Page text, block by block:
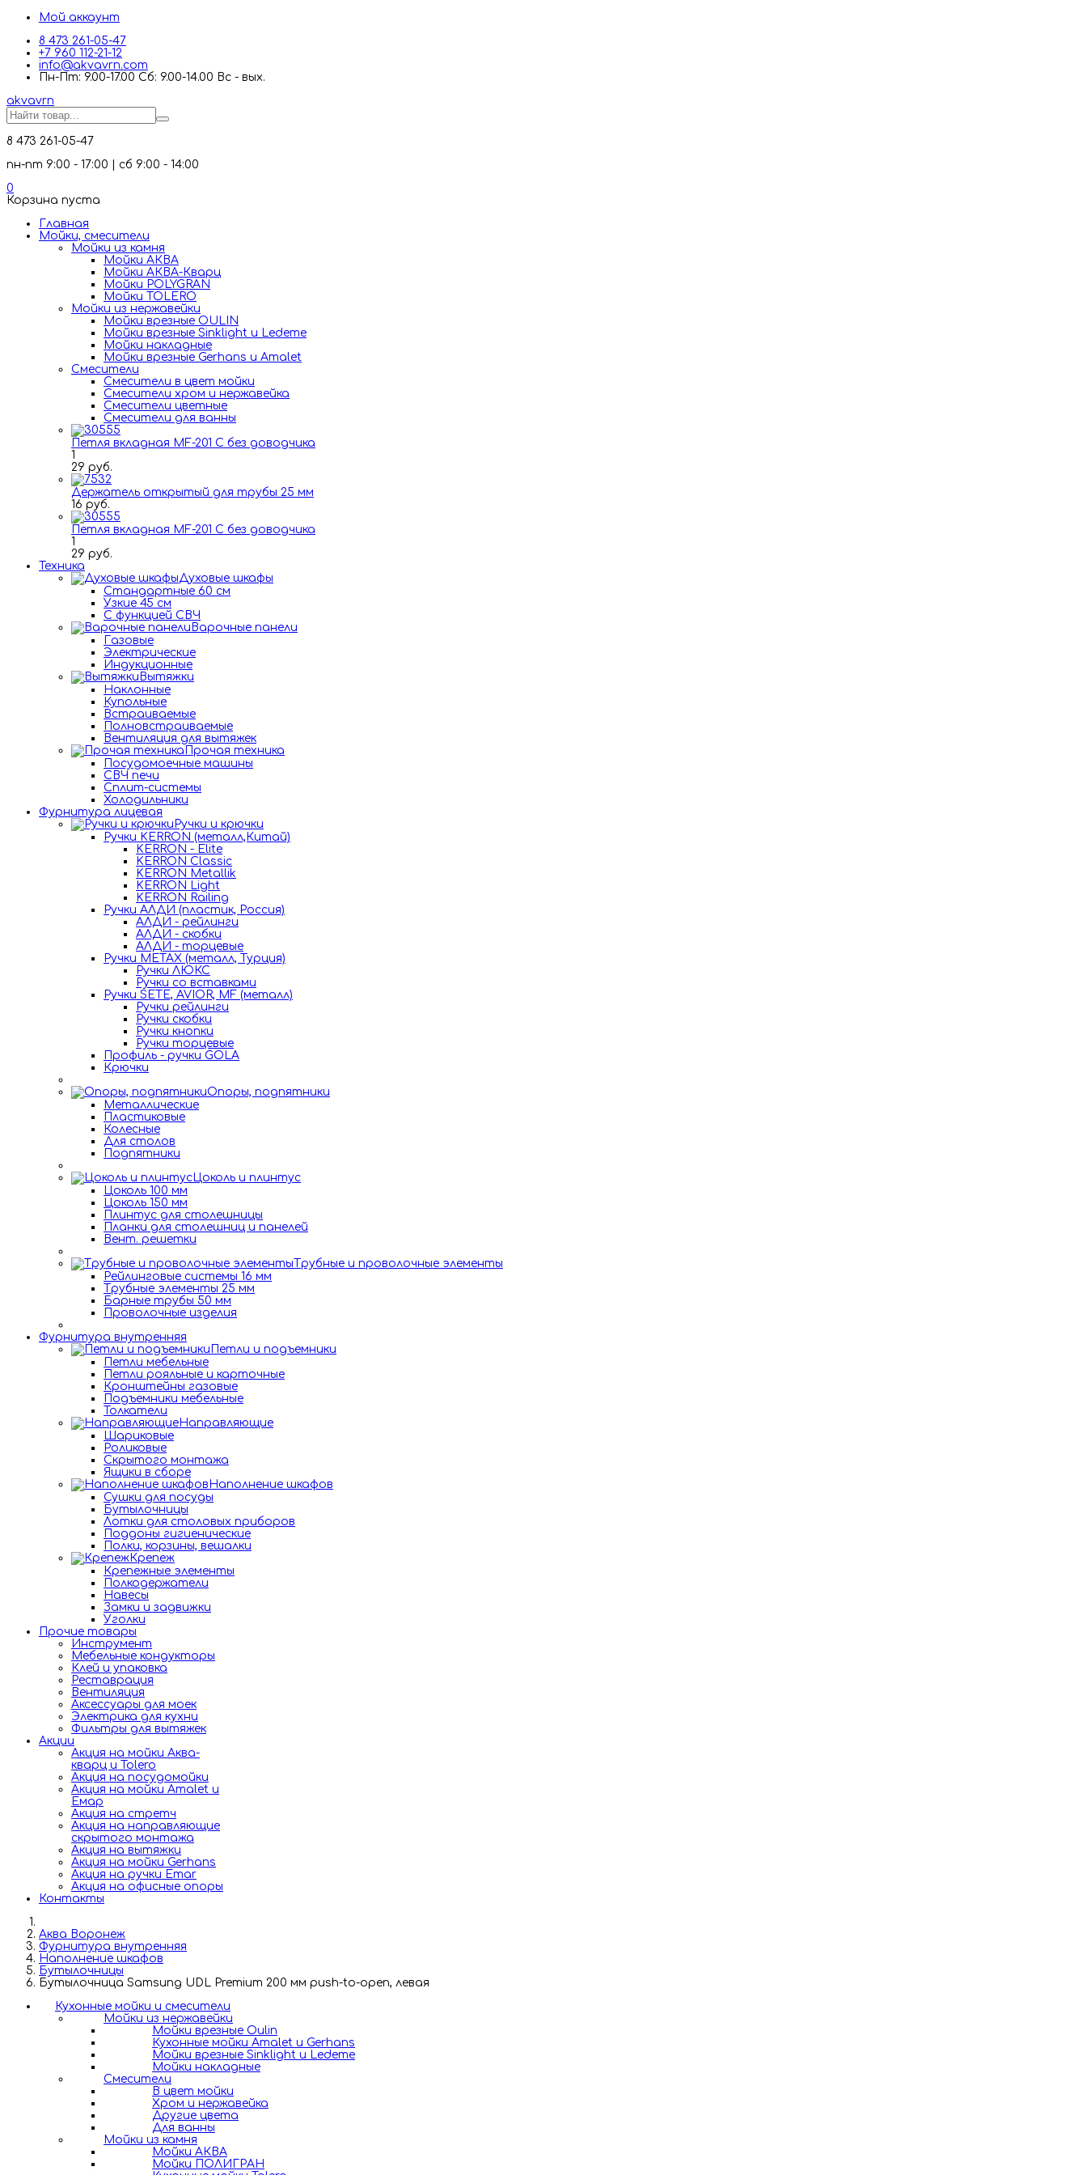
Мой аккаунт
8 473 261-05-47
+7 960 112-21-12
info@akvavrn.com
Пн-Пт: 9.00-17.00 Сб: 9.00-14.00 Вс - вых.
akvavrn
8 473 261-05-47
пн-пт 9:00 - 17:00 | сб 9:00 - 14:00
0
Корзина пуста
Главная
Мойки, смесители
Mойки из камня
Мойки АКВА
Мойки АКВА-Кварц
Мойки POLYGRAN
Мойки TOLERO
Мойки из нержавейки
Мойки врезные OULIN
Мойки врезные Sinklight и Ledeme
Мойки накладные
Мойки врезные Gerhans и Amalet
Смесители
Смесители в цвет мойки
Смесители хром и нержавейка
Смесители цветные
Смесители для ванны
Петля вкладная MF-201 C без доводчика
1
29 руб.
Держатель открытый для трубы 25 мм
16 руб.
Петля вкладная MF-201 C без доводчика
1
29 руб.
Техника
Духовые шкафы
Стандартные 60 см
Узкие 45 см
С функцией СВЧ
Варочные панели
Газовые
Электрические
Индукционные
Вытяжки
Наклонные
Купольные
Встраиваемые
Полновстраиваемые
Вентиляция для вытяжек
Прочая техника
Посудомоечные машины
СВЧ печи
Сплит-системы
Холодильники
Фурнитура лицевая
Ручки и крючки
Ручки KERRON (металл,Китай)
KERRON - Elite
KERRON Classic
KERRON Metallik
KERRON Light
KERRON Railing
Ручки АЛДИ (пластик, Россия)
АЛДИ - рейлинги
АЛДИ - скобки
АЛДИ - торцевые
Ручки METAX (металл, Турция)
Ручки ЛЮКС
Ручки со вставками
Ручки SETE, AVIOR, MF (металл)
Ручки рейлинги
Ручки скобки
Ручки кнопки
Ручки торцевые
Профиль - ручки GOLA
Крючки
Опоры, подпятники
Металлические
Пластиковые
Колесные
Для столов
Подпятники
Цоколь и плинтус
Цоколь 100 мм
Цоколь 150 мм
Плинтус для столешницы
Планки для столешниц и панелей
Вент. решетки
Трубные и проволочные элементы
Рейлинговые системы 16 мм
Трубные элементы 25 мм
Барные трубы 50 мм
Проволочные изделия
Фурнитура внутренняя
Петли и подъемники
Петли мебельные
Петли рояльные и карточные
Кронштейны газовые
Подъемники мебельные
Толкатели
Направляющие
Шариковые
Роликовые
Скрытого монтажа
Ящики в сборе
Наполнение шкафов
Сушки для посуды
Бутылочницы
Лотки для столовых приборов
Поддоны гигиенические
Полки, корзины, вешалки
Крепеж
Крепежные элементы
Полкодержатели
Навесы
Замки и задвижки
Уголки
Прочие товары
Инструмент
Мебельные кондукторы
Клей и упаковка
Реставрация
Вентиляция
Аксессуары для моек
Электрика для кухни
Фильтры для вытяжек
Акции
Акция на мойки Аква-
кварц и Tolero
Акция на посудомойки
Акция на мойки Amalet и
Емар
Акция на стретч
Акция на направляющие
скрытого монтажа
Акция на вытяжки
Акция на мойки Gerhans
Акция на ручки Emar
Акция на офисные опоры
Контакты
Аква Воронеж
Фурнитура внутренняя
Наполнение шкафов
Бутылочницы
Бутылочница Samsung UDL Premium 200 мм push-to-open, левая
Кухонные мойки и смесители
Мойки из нержавейки
Мойки врезные Oulin
Кухонные мойки Amalet и Gerhans
Мойки врезные Sinklight и Ledeme
Мойки накладные
Смесители
В цвет мойки
Хром и нержавейка
Другие цвета
Для ванны
Мойки из камня
Мойки АКВА
Мойки ПОЛИГРАН